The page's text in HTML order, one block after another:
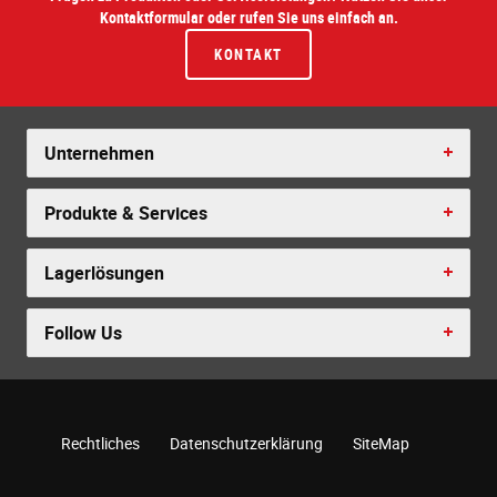
Kontaktformular oder rufen Sie uns einfach an.
KONTAKT
Unternehmen
Produkte & Services
Lagerlösungen
Follow Us
Rechtliches Datenschutzerklärung SiteMap